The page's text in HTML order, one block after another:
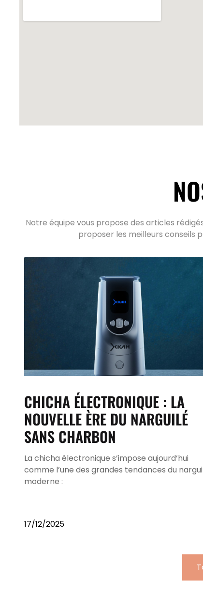
Notre équipe vous propose des articles
proposer les meilleurs conseils
CHICHA ÉLECTRONIQUE : LA
NOUVELLE ÈRE DU NARGUILÉ
SANS CHARBON
La chicha électronique s’impose aujourd’hui
comme l’une des grandes tendances du
moderne :
17/12/2025